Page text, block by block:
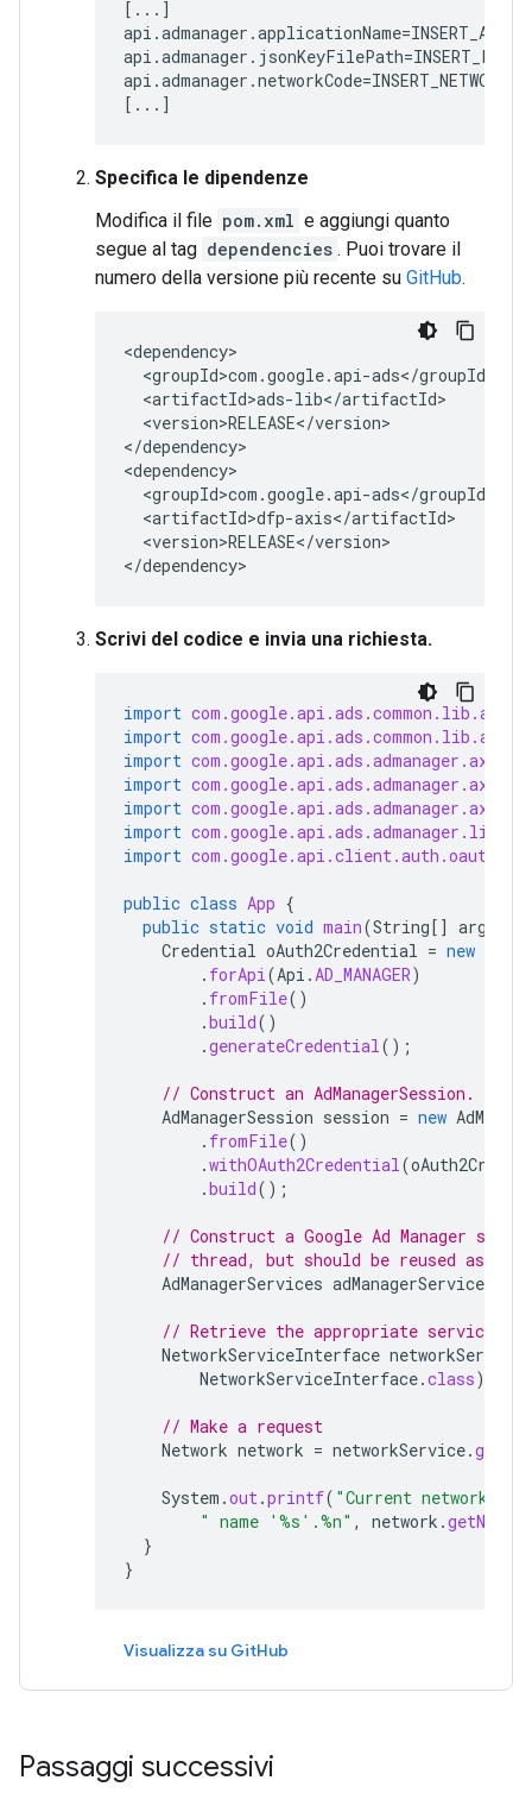
[...]
[...]
Specifica le dipendenze
Modifica il file pom.xml e aggiungi quanto
segue al tag dependencies . Puoi trovare il
numero della versione più recente su GitHub.
<version>RELEASE</version>
</dependency>
<version>RELEASE</version>
</dependency>
Scrivi del codice e invia una richiesta.
import
import
import
import
import
import
import
public class App {
public static void main(String[] args
Credential oAuth2Credential = new
. forApi(Api .AD_MANAGER)
. fromFile()
.build()
.generateCredential();
// Construct an AdManagerSession.
AdManagerSession session = new
. fromFile()
.withOAuth2Credential(
.build();
// Construct a Google Ad Manager
// thread, but should be reused as
AdManagerServices adManagerServices
// Retrieve the appropriate service
NetworkServiceInterface networkService
NetworkServiceInterface.class);
// Make a request
Network network = networkService.
System .out.printf( "Current network
" name '%s'.%n" , network .
}
}
Visualizza su GitHub
Passaggi successivi